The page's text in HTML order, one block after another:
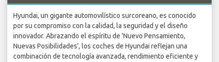
Hyundai, un gigante automovilístico surcoreano, es conocido
por su compromiso con la calidad, la seguridad y el diseño
innovador. Abrazando el espíritu de 'Nuevo Pensamiento,
Nuevas Posibilidades', los coches de Hyundai reflejan una
combinación de tecnología avanzada, rendimiento eficiente y